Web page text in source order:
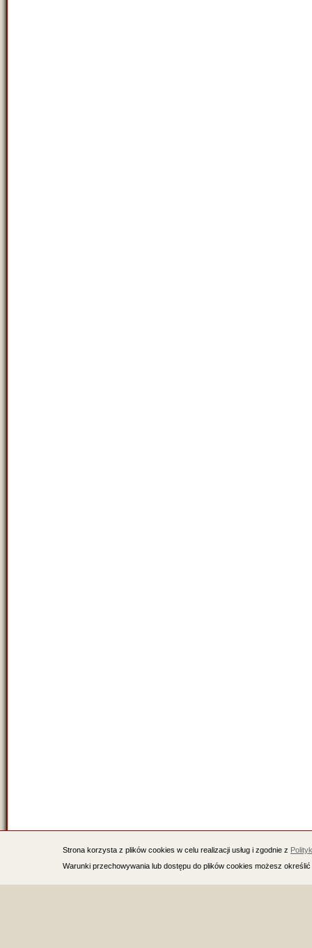
Strona korzysta z plików cookies w celu realizacji usług i zgodnie z
Warunki przechowywania lub dostępu do plików cookies możesz